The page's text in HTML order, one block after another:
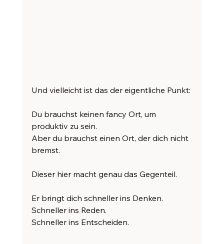
Und vielleicht ist das der eigentliche Punkt:
Du brauchst keinen fancy Ort, um
produktiv zu sein.
Aber du brauchst einen Ort, der dich nicht
bremst.
Dieser hier macht genau das Gegenteil.
Er bringt dich schneller ins Denken.
Schneller ins Reden.
Schneller ins Entscheiden.